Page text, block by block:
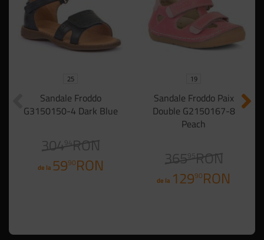
25
Sandale Froddo
G3150150-4 Dark Blue
304 94RON
de la 5990RON
19
Sandale Froddo Paix
Double G2150167-8
Peach
365 95RON
de la 12990RON